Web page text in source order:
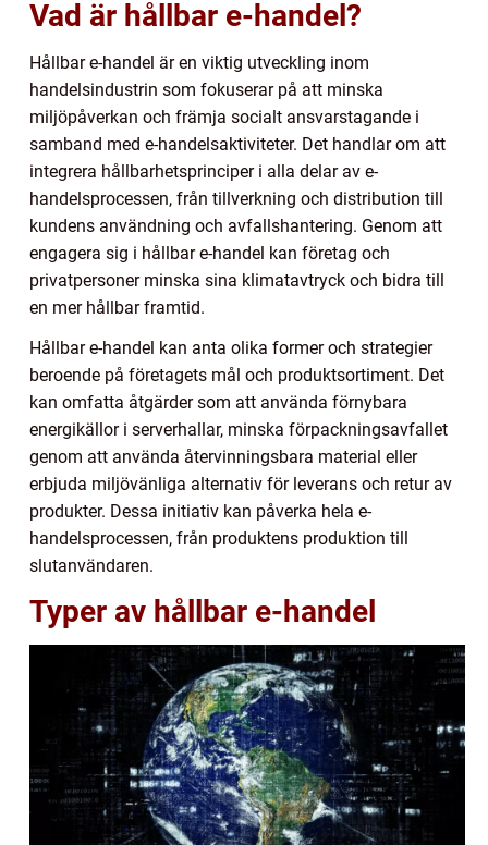
Vad är hållbar e-handel?
Hållbar e-handel är en viktig utveckling inom
handelsindustrin som fokuserar på att minska
miljöpåverkan och främja socialt ansvarstagande i
samband med e-handelsaktiviteter. Det handlar om att
integrera hållbarhetsprinciper i alla delar av e-
handelsprocessen, från tillverkning och distribution till
kundens användning och avfallshantering. Genom att
engagera sig i hållbar e-handel kan företag och
privatpersoner minska sina klimatavtryck och bidra till
en mer hållbar framtid.
Hållbar e-handel kan anta olika former och strategier
beroende på företagets mål och produktsortiment. Det
kan omfatta åtgärder som att använda förnybara
energikällor i serverhallar, minska förpackningsavfallet
genom att använda återvinningsbara material eller
erbjuda miljövänliga alternativ för leverans och retur av
produkter. Dessa initiativ kan påverka hela e-
handelsprocessen, från produktens produktion till
slutanvändaren.
Typer av hållbar e-handel